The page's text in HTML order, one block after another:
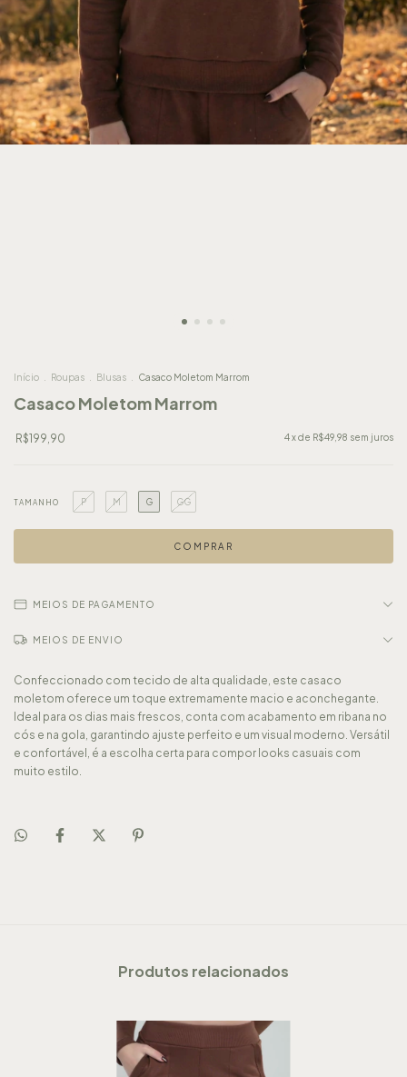
Início Roupas Blusas Casaco Moletom Marrom
Casaco Moletom Marrom
R$199,90 4x de R$49,98 sem juros
TAMANHO P M G GG
MEIOS DE PAGAMENTO
MEIOS DE ENVIO
Confeccionado com tecido de alta qualidade, este casaco
moletom oferece um toque extremamente macio e aconchegante.
Ideal para os dias mais frescos, conta com acabamento em ribana no
cós e na gola, garantindo ajuste perfeito e um visual moderno. Versátil
e confortável, é a escolha certa para compor looks casuais com
muito estilo.
Produtos relacionados